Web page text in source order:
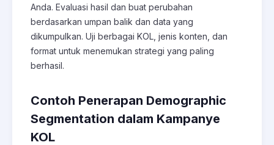
Anda. Evaluasi hasil dan buat perubahan
berdasarkan umpan balik dan data yang
dikumpulkan. Uji berbagai KOL, jenis konten, dan
format untuk menemukan strategi yang paling
berhasil.
Contoh Penerapan Demographic
Segmentation dalam Kampanye
KOL